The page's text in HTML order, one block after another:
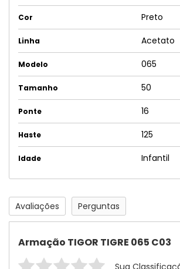
Cor Preto
Linha Acetato
Modelo 065
Tamanho 50
Ponte 16
Haste 125
Idade Infantil
Avaliações Perguntas
Armação TIGOR TIGRE 065 C03
Sua